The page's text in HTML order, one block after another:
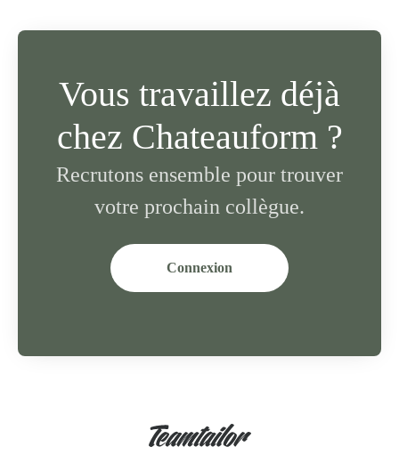
Vous travaillez déjà
chez Chateauform ?
Recrutons ensemble pour trouver
votre prochain collègue.
Connexion